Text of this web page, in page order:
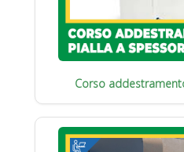
Corso